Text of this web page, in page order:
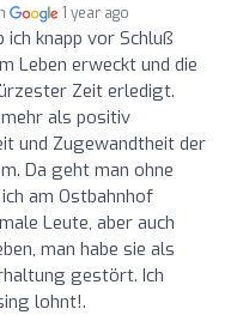
1 year ago
ich knapp vor Schluß
Leben erweckt und die
Zeit erledigt.
als positiv
und Zugewandtheit der
Da geht man ohne
am Ostbahnhof
Leute, aber auch
man habe sie als
gestört. Ich
lohnt!.